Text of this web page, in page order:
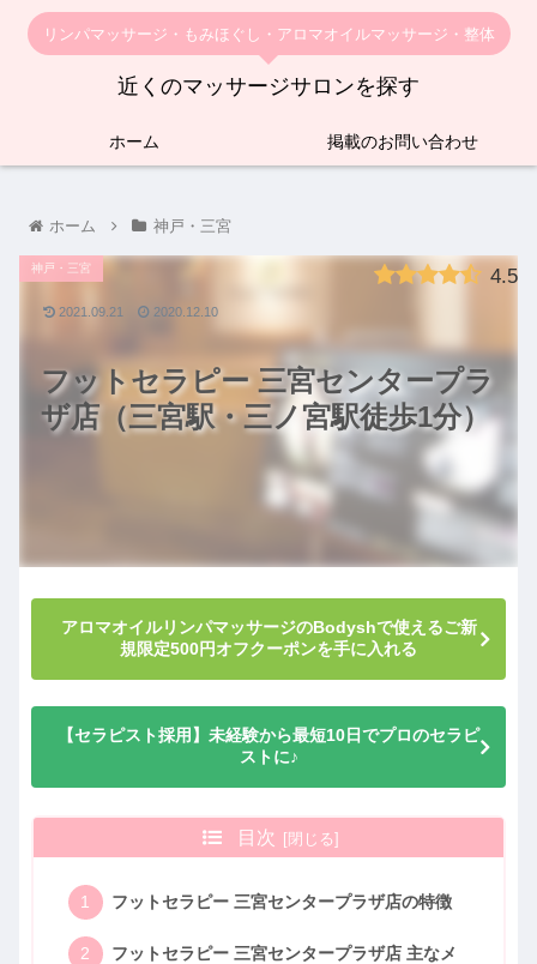
リンパマッサージ・もみほぐし・アロマオイルマッサージ・整体
近くのマッサージサロンを探す
ホーム 掲載のお問い合わせ
ホーム 神戸・三宮
フットセラピー 三宮センタープラ
ザ店（三宮駅・三ノ宮駅徒歩1分）
4.5
神戸・三宮
2021.09.21 2020.12.10
アロマオイルリンパマッサージのBodyshで使えるご新
規限定500円オフクーポンを手に入れる
【セラピスト採用】未経験から最短10日でプロのセラピ
ストに♪
目次
フットセラピー 三宮センタープラザ店の特徴
フットセラピー 三宮センタープラザ店 主なメ